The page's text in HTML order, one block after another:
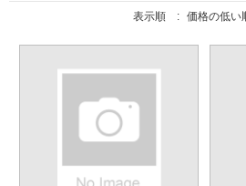
表示順 : 価格の低い